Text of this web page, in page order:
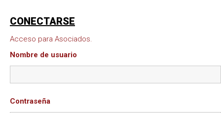
CONECTARSE
Acceso para Asociados.
Nombre de usuario
Contraseña